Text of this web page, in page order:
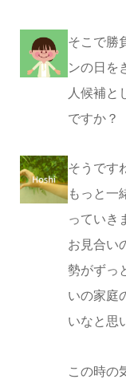
そこで勝
ンの日を
人候補と
ですか？
そうです
もっと一
っていき
お見合い
勢がずっ
いの家庭
いなと思
この時の